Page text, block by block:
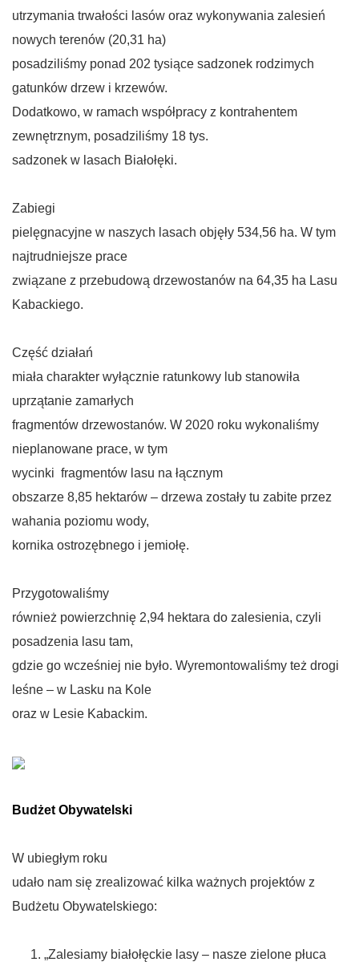
utrzymania trwałości lasów oraz wykonywania zalesień
nowych terenów (20,31 ha)
posadziliśmy ponad 202 tysiące sadzonek rodzimych
gatunków drzew i krzewów.
Dodatkowo, w ramach współpracy z kontrahentem
zewnętrznym, posadziliśmy 18 tys.
sadzonek w lasach Białołęki.
Zabiegi
pielęgnacyjne w naszych lasach objęły 534,56 ha. W tym
najtrudniejsze prace
związane z przebudową drzewostanów na 64,35 ha Lasu
Kabackiego.
Część działań
miała charakter wyłącznie ratunkowy lub stanowiła
uprzątanie zamarłych
fragmentów drzewostanów. W 2020 roku wykonaliśmy
nieplanowane prace, w tym
wycinki fragmentów lasu na łącznym
obszarze 8,85 hektarów – drzewa zostały tu zabite przez
wahania poziomu wody,
kornika ostrozębnego i jemiołę.
Przygotowaliśmy
również powierzchnię 2,94 hektara do zalesienia, czyli
posadzenia lasu tam,
gdzie go wcześniej nie było. Wyremontowaliśmy też drogi
leśne – w Lasku na Kole
oraz w Lesie Kabackim.
Budżet Obywatelski
W ubiegłym roku
udało nam się zrealizować kilka ważnych projektów z
Budżetu Obywatelskiego:
„Zalesiamy białołęckie lasy – nasze zielone płuca